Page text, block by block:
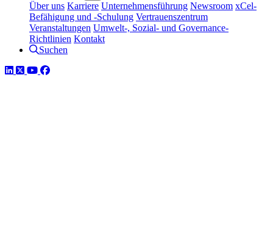
Über uns Karriere Unternehmensführung Newsroom xCel-
Befähigung und -Schulung Vertrauenszentrum
Veranstaltungen Umwelt-, Sozial- und Governance-
Richtlinien Kontakt
Suchen
LinkedIn
TwitterYouTube
Facebook